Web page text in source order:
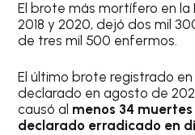
El brote más mortífero en la
2018 y 2020, dejó dos mil
de tres mil 500 enfermos.
El último brote registrado en
declarado en agosto de
causó al menos 34
declarado erradicado en